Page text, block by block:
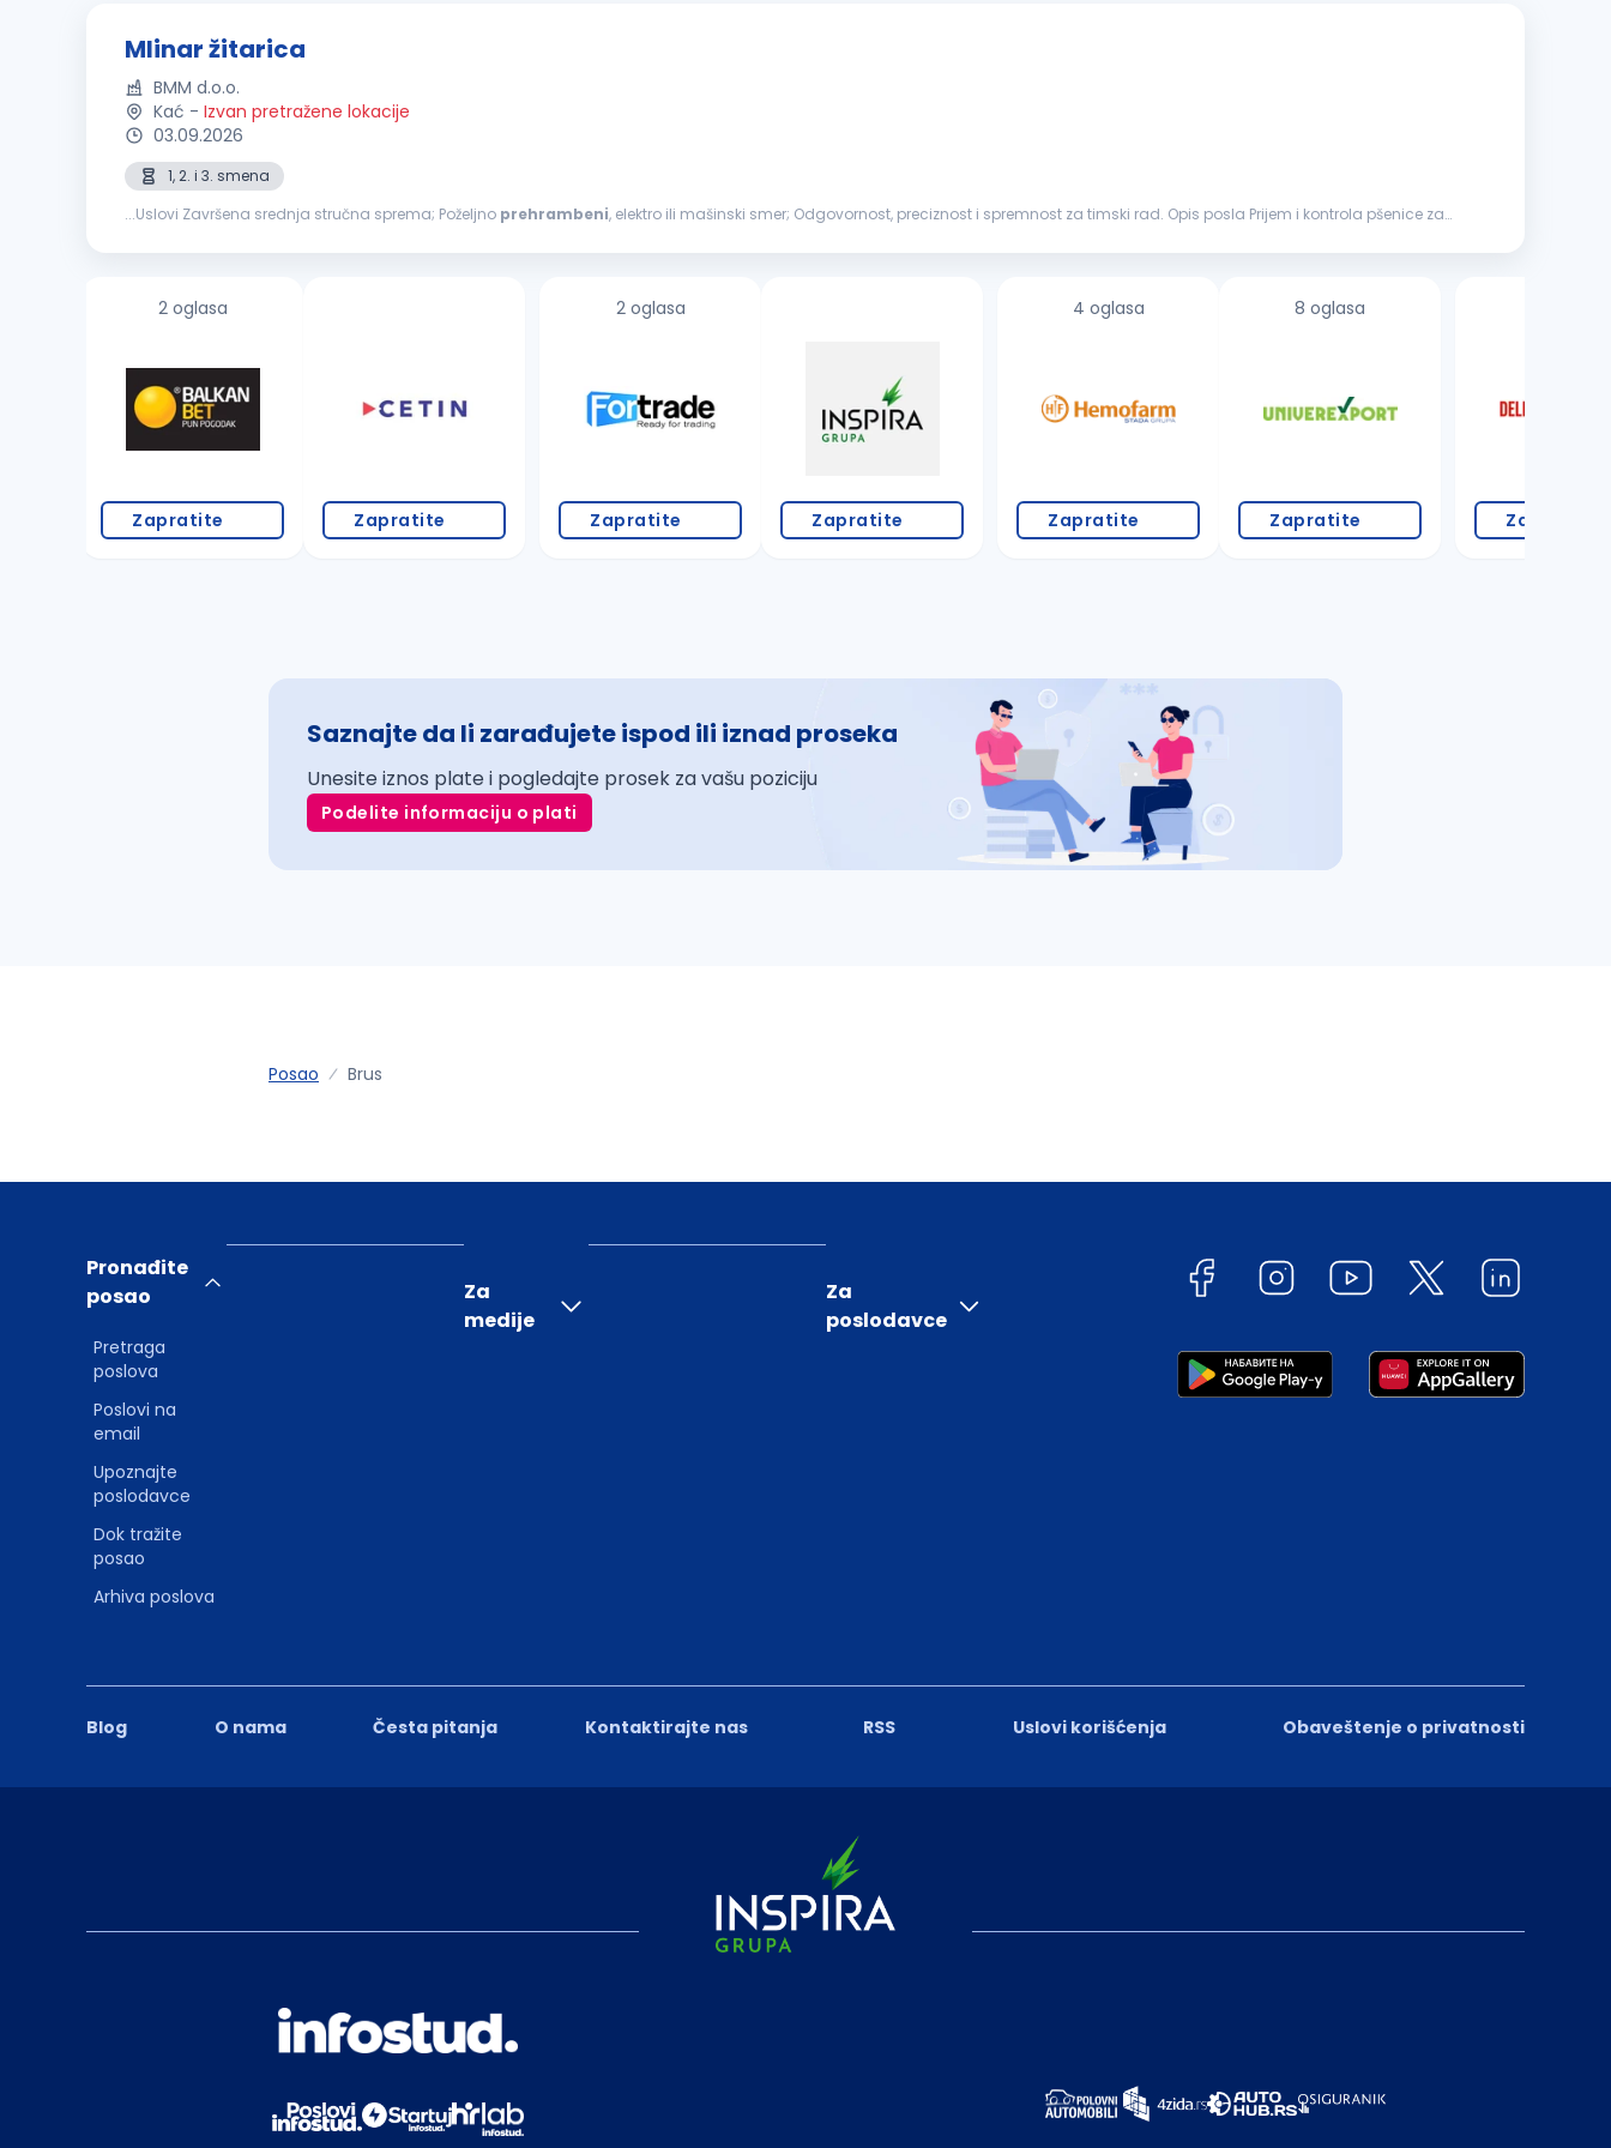
Mlinar žitarica
BMM d.o.o.
Kać - Izvan pretražene lokacije
03.09.2026
1, 2. i 3. smena
...Uslovi Završena srednja stručna sprema; Poželjno prehrambeni, elektro ili mašinski smer; Odgovornost, preciznost i spremnost za timski rad. Opis posla Prijem i kontrola pšenice za
2 oglasa
Zapratite Zapratite
2 oglasa
Zapratite Zapratite
4 oglasa
Zapratite
8 oglasa
Zapratite Zapratite
Saznajte da li zarađujete ispod ili iznad proseka
Unesite iznos plate i pogledajte prosek za vašu poziciju
Podelite informaciju o plati
Posao Brus
Blog O nama Česta pitanja Kontaktirajte nas RSS Uslovi korišćenja Obaveštenje o privatnosti
Pronađite
posao
Pretraga
poslova
Poslovi na
email
Upoznajte
poslodavce
Dok tražite
posao
Arhiva poslova
Za
medije
Za
poslodavce